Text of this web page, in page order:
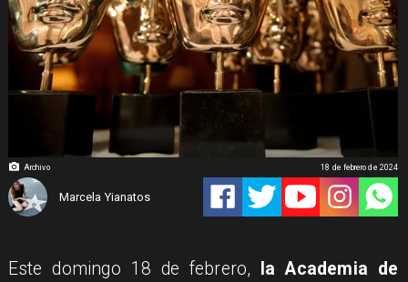
Archivo
Marcela Yianatos
18 de febrero de 2024
Este domingo 18 de febrero,
la Academia de